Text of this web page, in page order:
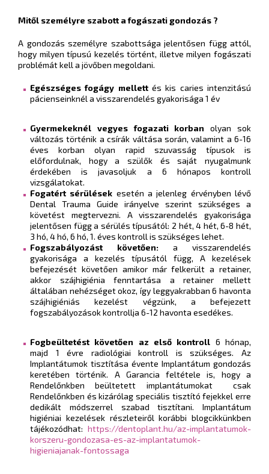
Mitől személyre szabott a fogászati gondozás ?
A gondozás személyre szabottsága jelentősen függ attól,
hogy milyen típusú kezelés történt, illetve milyen fogászati
problémát kell a jövőben megoldani.
Egészséges fogágy mellettés kis caries intenzitású
pácienseinknél a visszarendelés gyakorisága 1 év
Gyermekeknél vegyes fogazati korban olyan sok
változás történik a csírák váltása során, valamint a 6-16
éves korban olyan rapid szuvasság típusok is
előfordulnak, hogy a szülők és saját nyugalmunk
érdekében is javasoljuk a 6 hónapos kontroll
vizsgálatokat.
Fogatért sérülések esetén a jelenleg érvényben lévő
Dental Trauma Guide irányelve szerint szükséges a
követést megtervezni. A visszarendelés gyakorisága
jelentősen függ a sérülés típusától: 2 hét, 4 hét, 6-8 hét,
3 hó, 4 hó, 6 hó, 1. éves kontroll is szükséges lehet.
Fogszabályozást követően: a visszarendelés
gyakorisága a kezelés típusától függ, A kezelések
befejezését követően amikor már felkerült a retainer,
akkor szájhigiénia fenntartása a retainer mellett
általában nehézséget okoz, így leggyakrabban 6 havonta
szájhigiéniás kezelést végzünk, a befejezett
fogszabályozások kontrollja 6-12 havonta esedékes.
Fogbeültetést követően az első kontroll 6 hónap,
majd 1 évre radiológiai kontroll is szükséges. Az
Implantátumok tisztítása évente Implantátum gondozás
keretében történik. A Garancia feltétele is, hogy a
Rendelőnkben beültetett implantátumokat csak
Rendelőnkben és kizárólag speciális tisztító fejekkel erre
dedikált módszerrel szabad tisztítani. Implantátum
higiéniai kezelések részleteiről korábbi blogcikkünkben
tájékozódhat: https://dentoplant.hu/az-implantatumok-
korszeru-gondozasa-es-az-implantatumok-
higieniajanak-fontossaga